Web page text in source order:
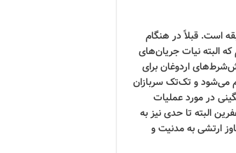
است. قبلاً در هنگام
البته نیات جریان‌های
اردوغان برای
می‌شود و تک‌تک سربازان
در مورد عملیات
البته تا حدی نیز به
ارتشی به مدنیت و